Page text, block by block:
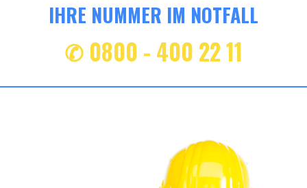
IHRE NUMMER IM NOTFALL
✆ 0800 - 400 22 11